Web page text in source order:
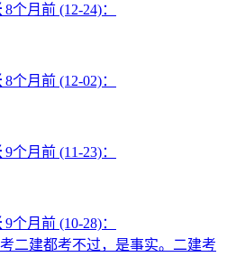
8个月前 (12-24)：
8个月前 (12-02)：
9个月前 (11-23)：
9个月前 (10-28)：
二建都考不过，是事实。二建考